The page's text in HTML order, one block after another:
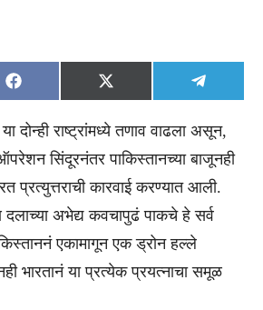
Share
on
Facebook
Share
on
X
(Twitter)
Share
on
दोन्ही राष्ट्रांमध्ये तणाव वाढला असून,
ऑपरेशन सिंदूरनंतर पाकिस्तानच्या बाजूनही
प्रत्युत्तराची कारवाई करण्यात आली.
दलाच्या अभेद्य कवचापुढं पाकचे हे सर्व
एकामागून एक ड्रोन हल्ले
भारतानं या प्रत्येक प्रयत्नाचा समूळ